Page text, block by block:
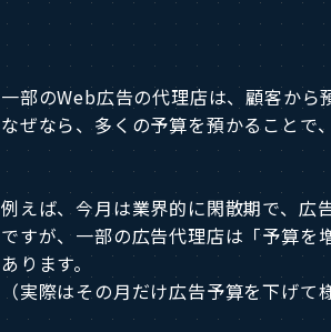
一部のWeb広告の代理店は、顧客から
なぜなら、多くの予算を預かることで
例えば、今月は業界的に閑散期で、広
ですが、一部の広告代理店は「予算を
あります。
（実際はその月だけ広告予算を下げて